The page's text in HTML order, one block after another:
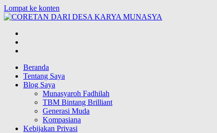
Lompat ke konten
Blog Wong Ndeso yang ingin berbagi berbagai hal di sekitarnya
Beranda
Tentang Saya
Blog Saya
Munasyaroh Fadhilah
TBM Bintang Brilliant
Generasi Muda
Kompasiana
Kebijakan Privasi